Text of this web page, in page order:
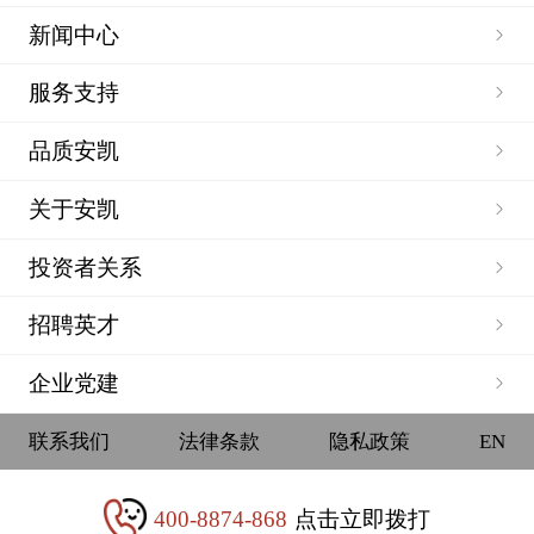
新闻中心
服务支持
品质安凯
关于安凯
投资者关系
招聘英才
企业党建
联系我们 法律条款 隐私政策 EN
400-8874-868 点击立即拨打